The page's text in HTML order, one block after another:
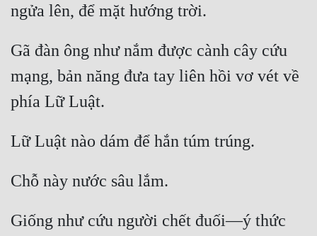
Khoa Huyễn
Khoa Huyễn Không Gian
Kinh Dị
Kiếm Hiệp
Kỳ Huyễn
Linh Dị
Làm Giàu
Gã đàn ông như nắm được cành cây cứu
mạng, bản năng đưa tay liên hồi vơ vét về
Giống như cứu người chết đuối—ý thức